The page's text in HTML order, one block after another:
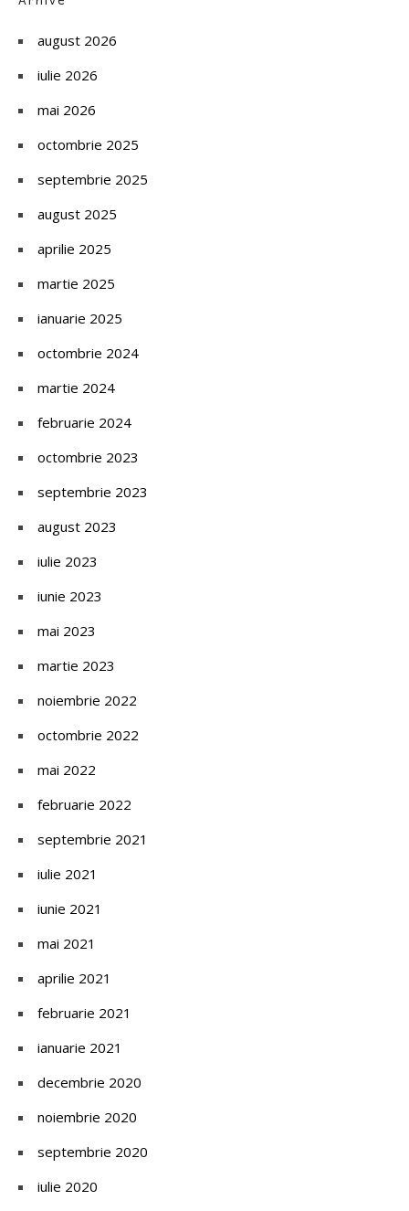
august 2026
iulie 2026
mai 2026
octombrie 2025
septembrie 2025
august 2025
aprilie 2025
martie 2025
ianuarie 2025
octombrie 2024
martie 2024
februarie 2024
octombrie 2023
septembrie 2023
august 2023
iulie 2023
iunie 2023
mai 2023
martie 2023
noiembrie 2022
octombrie 2022
mai 2022
februarie 2022
septembrie 2021
iulie 2021
iunie 2021
mai 2021
aprilie 2021
februarie 2021
ianuarie 2021
decembrie 2020
noiembrie 2020
septembrie 2020
iulie 2020